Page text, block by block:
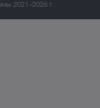
2021–2026 г.